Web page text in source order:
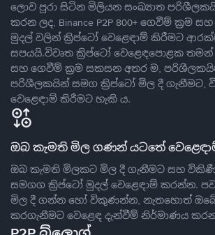
ලොව පුරා සිටින මිලියන සංඛ්‍යාත
කරන ලද, Binance P2P 800+ ගෙවීම් ක්‍රම
මුදල් වලින් ක්‍රිප්ටෝ වෙළෙඳාම් කිරීමට
සපයයි.විවෘත ක්‍රිප්ටෝ වෙළෙඳපොළක
සහ ගෙවීම් ක්‍රම සකසන අතර ම,
පරිශීලකයින් සමග ක්‍රිප්ටෝ මිල දී
වෙළෙඳාම් කිරීමට හැකි ය.
ඔබ කැමති මිල ගණන් යටතේ
ඔබ කැමති මිලකට මිල දී ගැනීමට සහ
සමගග ක්‍රිප්ටෝ මුදල් වෙළෙඳාම් කරන්න.
මිල දී ගන්න හෝ විකුණන්න, නැතහොත්
කරගැනීමට වෙළෙඳ දැන්වීම් නිර්මාණය